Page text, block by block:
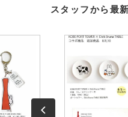
スタッフから最